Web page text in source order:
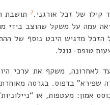
קילו של זבל אורגני.7 תושבת
עמה על משקל שהוצב בידי
מדגיש היבט נוסף של
טופס-גוגל.
לאחרונה, משקף את ערכי
אמון: מעטפות, או